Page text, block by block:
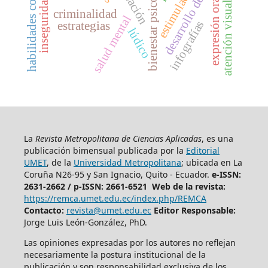
criminalidad
salud mental expresión oralatención visual
infografías
estrategias
lúdico
La Revista Metropolitana de Ciencias Aplicadas, es una
publicación bimensual publicada por la Editorial
UMET, de la Universidad Metropolitana; ubicada en La
Coruña N26-95 y San Ignacio, Quito - Ecuador. e-ISSN:
2631-2662 / p-ISSN: 2661-6521 Web de la revista:
https://remca.umet.edu.ec/index.php/REMCA
Contacto: revista@umet.edu.ec Editor Responsable:
Jorge Luis León-González, PhD.
Las opiniones expresadas por los autores no reflejan
necesariamente la postura institucional de la